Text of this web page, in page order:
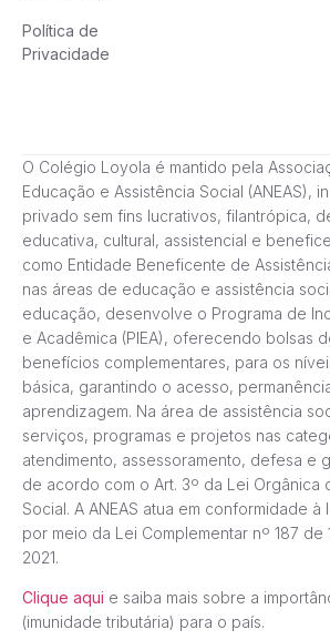
Política de
Privacidade
O Colégio Loyola é mantido pela
Educação e Assistência Social (ANEAS),
privado sem fins lucrativos, filantrópica,
educativa, cultural, assistencial e
como Entidade Beneficente de
nas áreas de educação e assistência
educação, desenvolve o Programa de
e Acadêmica (PIEA), oferecendo bolsas
benefícios complementares, para os
básica, garantindo o acesso,
aprendizagem. Na área de assistência
serviços, programas e projetos nas
atendimento, assessoramento, defesa e
de acordo com o Art. 3º da Lei Orgânica
Social. A ANEAS atua em conformidade
por meio da Lei Complementar nº 187
2021.
Clique aqui e saiba mais sobre a
(imunidade tributária) para o país.